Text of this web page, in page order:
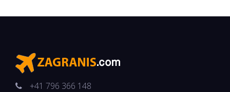
+41 796 366 148